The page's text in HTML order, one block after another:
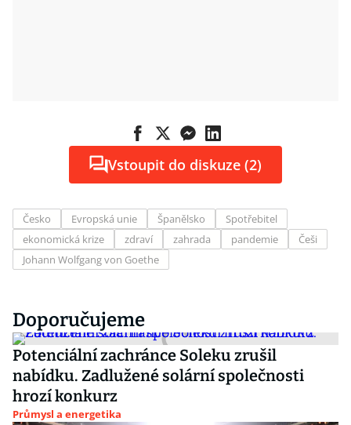
Vstoupit do diskuze (2)
Česko Evropská unie Španělsko
Spotřebitel
ekonomická krize
zdraví zahrada pandemie
Češi
Johann Wolfgang von Goethe
Doporučujeme
Potenciální zachránce Soleku zrušil
nabídku. Zadlužené solární společnosti
hrozí konkurz
Průmysl a energetika